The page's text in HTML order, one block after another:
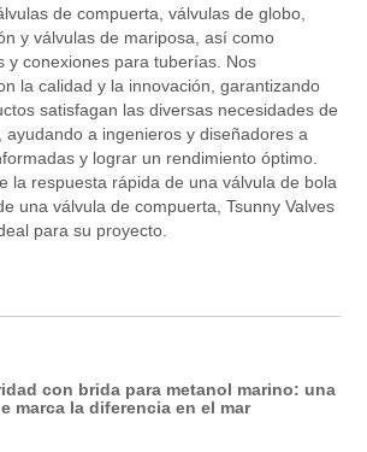
de compuerta, válvulas de globo,
y válvulas de mariposa, así como
y conexiones para tuberías. Nos
la calidad y la innovación, garantizando
satisfagan las diversas necesidades de
ayudando a ingenieros y diseñadores a
y lograr un rendimiento óptimo.
la respuesta rápida de una válvula de bola
una válvula de compuerta, Tsunny Valves
para su proyecto.
con brida para metanol marino: una
marca la diferencia en el mar